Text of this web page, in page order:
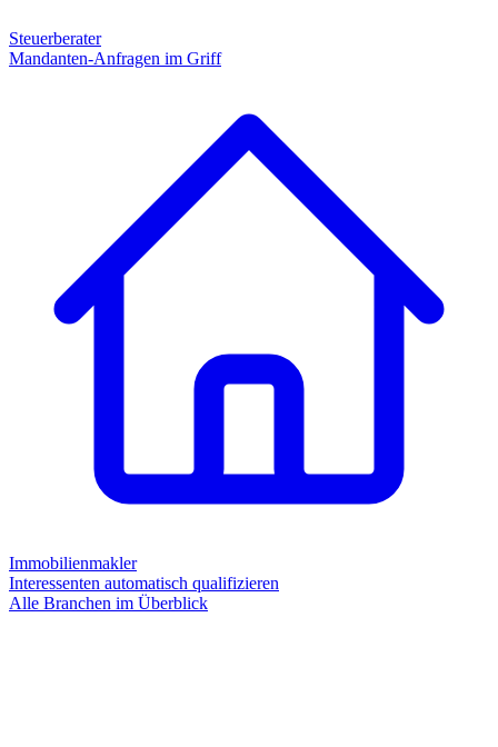
Steuerberater
Mandanten-Anfragen im Griff
Immobilienmakler
Interessenten automatisch qualifizieren
Alle Branchen im Überblick